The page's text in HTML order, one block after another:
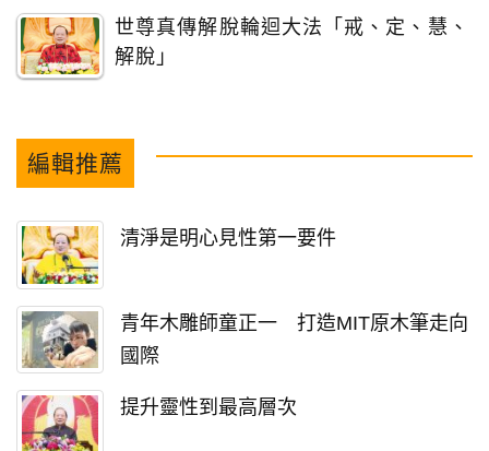
世尊真傳解脫輪迴大法「戒、定、慧、
解脫」
編輯推薦
清淨是明心見性第一要件
青年木雕師童正一 打造MIT原木筆走向
國際
提升靈性到最高層次